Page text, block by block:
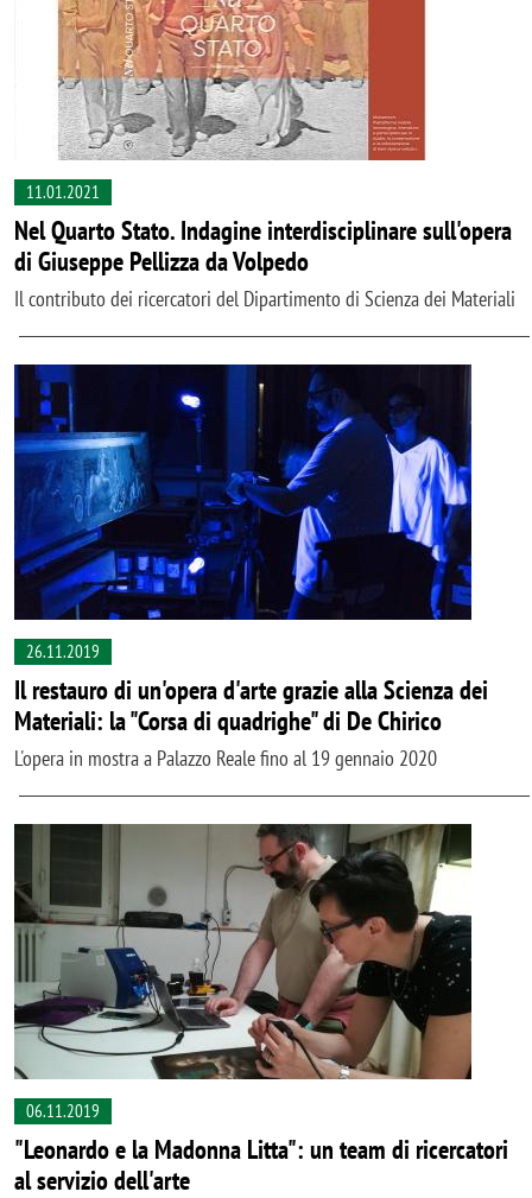
11.01.2021
Nel Quarto Stato. Indagine interdisciplinare sull'opera
di Giuseppe Pellizza da Volpedo
Il contributo dei ricercatori del Dipartimento di Scienza dei Materiali
26.11.2019
Il restauro di un'opera d'arte grazie alla Scienza dei
Materiali: la "Corsa di quadrighe" di De Chirico
L'opera in mostra a Palazzo Reale fino al 19 gennaio 2020
06.11.2019
"Leonardo e la Madonna Litta": un team di ricercatori
al servizio dell'arte